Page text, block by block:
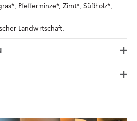
Pfefferminze*, Zimt*, Süßholz*,
Landwirtschaft.